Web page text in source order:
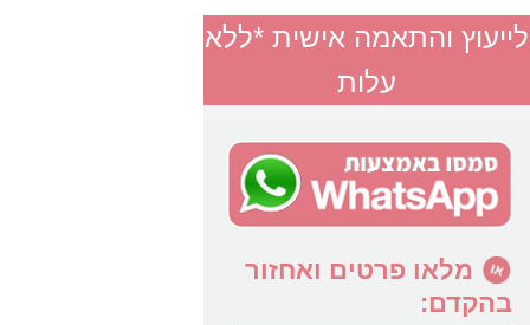
לייעוץ והתאמה אישית *ללא
עלות
מלאו פרטים ואחזור
בהקדם: